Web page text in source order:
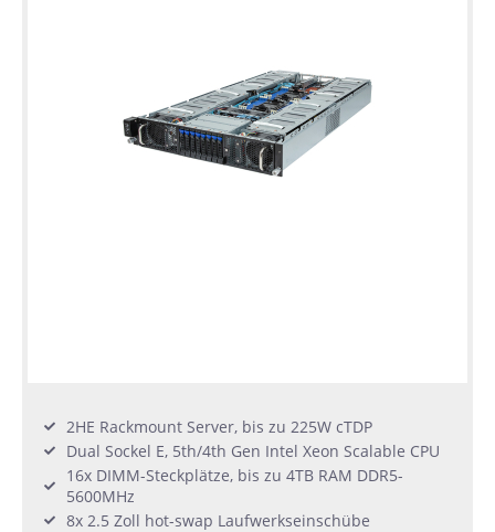
2HE Rackmount Server, bis zu 225W cTDP
Dual Sockel E, 5th/4th Gen Intel Xeon Scalable CPU
16x DIMM-Steckplätze, bis zu 4TB RAM DDR5-
5600MHz
8x 2.5 Zoll hot-swap Laufwerkseinschübe